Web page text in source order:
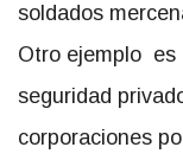
soldados
Otro ejemplo es
seguridad
corporaciones